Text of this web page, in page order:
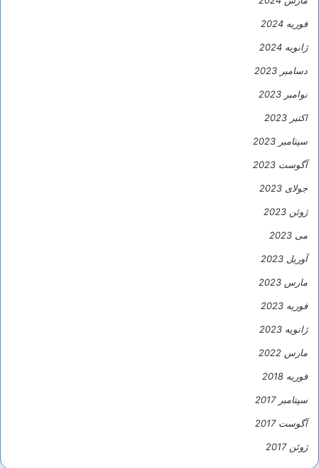
فوریه 2024
ژانویه 2024
دسامبر 2023
نوامبر 2023
اکتبر 2023
سپتامبر 2023
آگوست 2023
جولای 2023
ژوئن 2023
می 2023
آوریل 2023
مارس 2023
فوریه 2023
ژانویه 2023
مارس 2022
فوریه 2018
سپتامبر 2017
آگوست 2017
ژوئن 2017